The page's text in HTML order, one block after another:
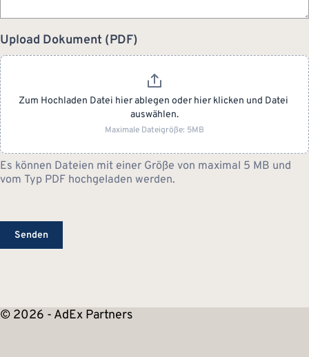
Upload Dokument (PDF)
Zum Hochladen Datei hier ablegen oder hier klicken und Datei
auswählen.
Maximale Dateigröße: 5MB
Es können Dateien mit einer Größe von maximal 5 MB und
vom Typ PDF hochgeladen werden.
Senden
© 2026 - AdEx Partners